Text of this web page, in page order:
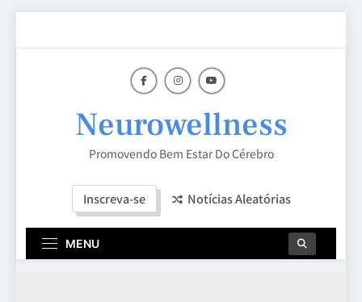
Neurowellness
Promovendo Bem Estar Do Cérebro
Inscreva-se Notícias Aleatórias
MENU